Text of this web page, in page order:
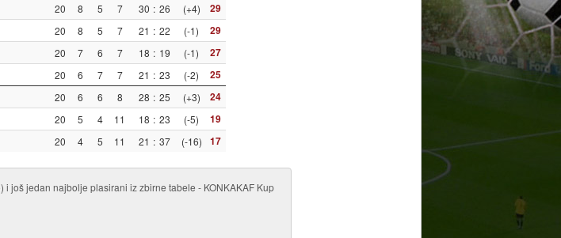
20 8 5 7 30 : 26 (+4) 29
20 8 5 7 21 : 22 (-1) 29
20 7 6 7 18 : 19 (-1) 27
20 6 7 7 21 : 23 (-2) 25
20 6 6 8 28 : 25 (+3) 24
20 5 4 11 18 : 23 (-5) 19
20 4 5 11 21 : 37 (-16) 17
još jedan najbolje plasirani iz zbirne tabele - KONKAKAF Kup